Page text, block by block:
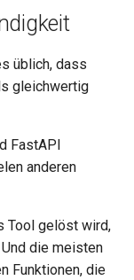
Verschachtelte
Request-Daten
Datentypen
Parameter
Header
– Statuscode
direkt
Hosting)
Oberfläche
testen
verwenden
üblich, dass
gleichwertig
FastAPI
anderen
Tool gelöst wird,
die meisten
Funktionen, die